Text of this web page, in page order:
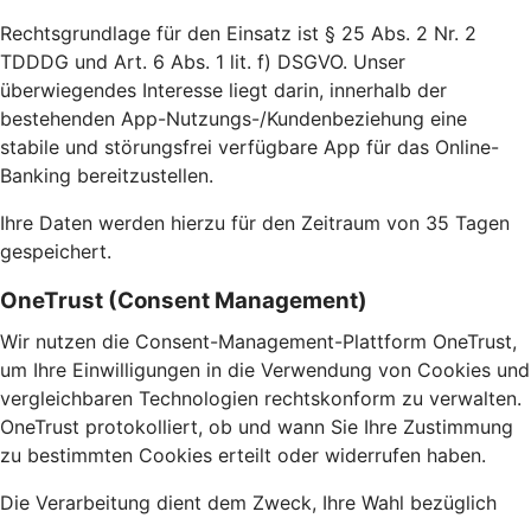
Rechtsgrundlage für den Einsatz ist § 25 Abs. 2 Nr. 2
TDDDG und Art. 6 Abs. 1 lit. f) DSGVO. Unser
überwiegendes Interesse liegt darin, innerhalb der
bestehenden App-Nutzungs-/Kundenbeziehung eine
stabile und störungsfrei verfügbare App für das Online-
Banking bereitzustellen.
Ihre Daten werden hierzu für den Zeitraum von 35 Tagen
gespeichert.
OneTrust (Consent Management)
Wir nutzen die Consent-Management-Plattform OneTrust,
um Ihre Einwilligungen in die Verwendung von Cookies und
vergleichbaren Technologien rechtskonform zu verwalten.
OneTrust protokolliert, ob und wann Sie Ihre Zustimmung
zu bestimmten Cookies erteilt oder widerrufen haben.
Die Verarbeitung dient dem Zweck, Ihre Wahl bezüglich